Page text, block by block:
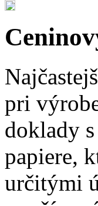
pri
doklady
papiere,
určitými